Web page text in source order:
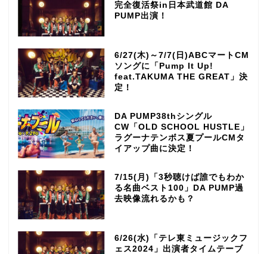
完全復活祭in日本武道館 DA
PUMP出演！
6/27(木)～7/7(日)ABCマートCM
ソングに「Pump It Up!
feat.TAKUMA THE GREAT」決
定！
DA PUMP38thシングル
CW「OLD SCHOOL HUSTLE」
ラグーナテンボス夏プールCMタ
イアップ曲に決定！
7/15(月)「3秒聴けば誰でもわか
る名曲ベスト100」DA PUMP過
去映像流れるかも？
6/26(水)「テレ東ミュージックフ
ェス2024」出演者タイムテーブ